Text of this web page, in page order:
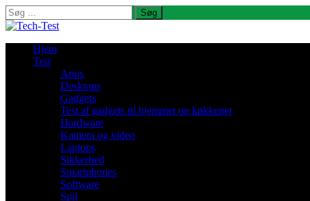
Søg
efter:
Hjem
Test
Apps
Desktops
Gadgets
Test af gadgets til hjemmet og køkkenet
Hardware
Kamera og video
Laptops
Sikkerhed
Smartphones
Software
Spil